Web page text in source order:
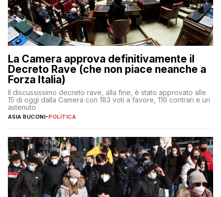
La Camera approva definitivamente il
Decreto Rave (che non piace neanche a
Forza Italia)
Il discussissimo decreto rave, alla fine, è stato approvato alle
15 di oggi dalla Camera con 183 voti a favore, 116 contrari e un
astenuto
ASIA BUCONI-POLITICA